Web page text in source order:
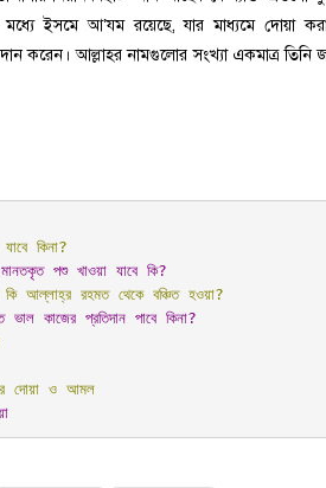
মধ্যেইসমে আ’যমরয়েছে, যার মাধ্যমে দোয়া
দান করেন। আল্লাহর নামগুলোর সংখ্যা একমাত্র তিনি
কিনা?
পশু খাওয়া যাবে কি?
বিধর্মীর ঘরে জন্ম নেয়া মানে কি আল্লাহ্‌র রহমত থেকে বঞ্চিত হওয়া?
কাজের প্রতিদান পাবে কিনা?
দোয়া ও আমল